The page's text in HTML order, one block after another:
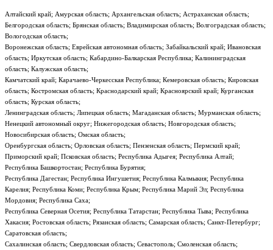
Алтайский край; Амурская область; Архангельская область; Астраханская область;
Белгородская область; Брянская область; Владимирская область; Волгоградская область;
Вологодская область;
Воронежская область; Еврейская автономная область; Забайкальский край; Ивановская
область; Иркутская область; Кабардино-Балкарская Республика; Калининградская
область; Калужская область;
Камчатский край; Карачаево-Черкесская Республика; Кемеровская область; Кировская
область; Костромская область; Краснодарский край; Красноярский край; Курганская
область; Курская область;
Ленинградская область; Липецкая область; Магаданская область; Мурманская область;
Ненецкий автономный округ; Нижегородская область; Новгородская область;
Новосибирская область; Омская область;
Оренбургская область; Орловская область; Пензенская область; Пермский край;
Приморский край; Псковская область; Республика Адыгея; Республика Алтай;
Республика Башкортостан; Республика Бурятия;
Республика Дагестан; Республика Ингушетия; Республика Калмыкия; Республика
Карелия; Республика Коми; Республика Крым; Республика Марий Эл; Республика
Мордовия; Республика Саха;
Республика Северная Осетия; Республика Татарстан; Республика Тыва; Республика
Хакасия; Ростовская область; Рязанская область; Самарская область; Санкт-Петербург;
Саратовская область;
Сахалинская область; Свердловская область; Севастополь; Смоленская область;